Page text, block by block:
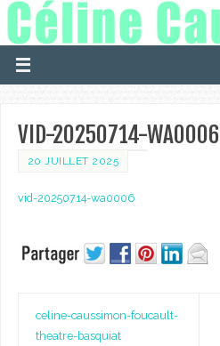
VID-20250714-WA0006
20 JUILLET 2025
vid-20250714-wa0006
celine-caussimon-foucault-
theatre-basquiat